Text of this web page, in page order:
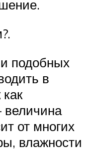
подобных
в
величина
от многих
влажности